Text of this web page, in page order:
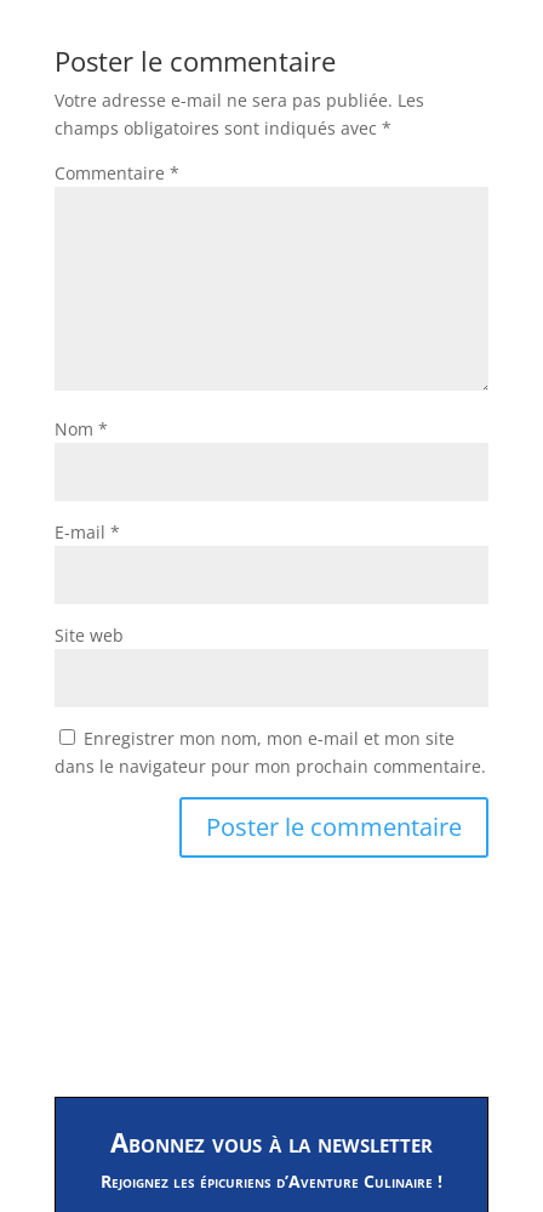
Poster le commentaire
Votre adresse e-mail ne sera pas publiée. Les
champs obligatoires sont indiqués avec *
Commentaire *
Nom *
E-mail *
Site web
Enregistrer mon nom, mon e-mail et mon site
dans le navigateur pour mon prochain commentaire.
Abonnez vous à la newsletter
Rejoignez les épicuriens d’Aventure Culinaire !